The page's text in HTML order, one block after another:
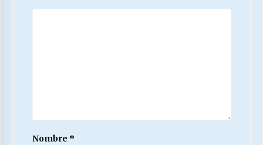
Nombre *